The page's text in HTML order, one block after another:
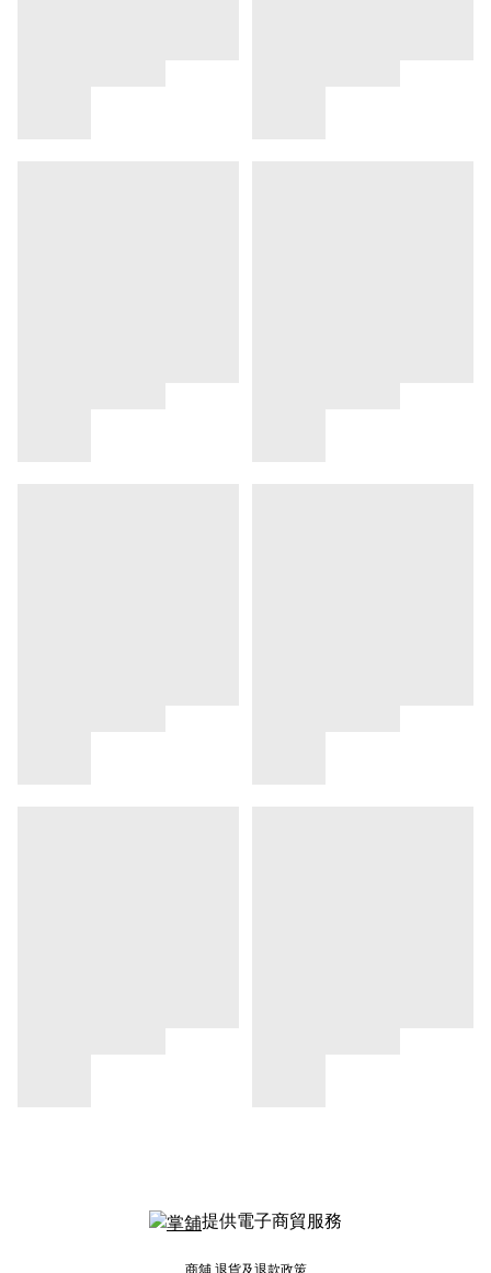
提供電子商貿服務
商舖 退貨及退款政策